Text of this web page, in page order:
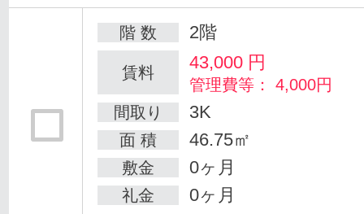
階 数 2階
賃料 43,000 円
管理費等： 4,000円
間取り
3K
面 積 46.75㎡
敷金 0ヶ月
礼金 0ヶ月